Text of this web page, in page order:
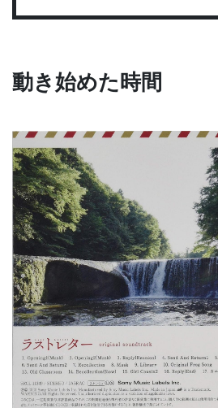
動き始めた時間